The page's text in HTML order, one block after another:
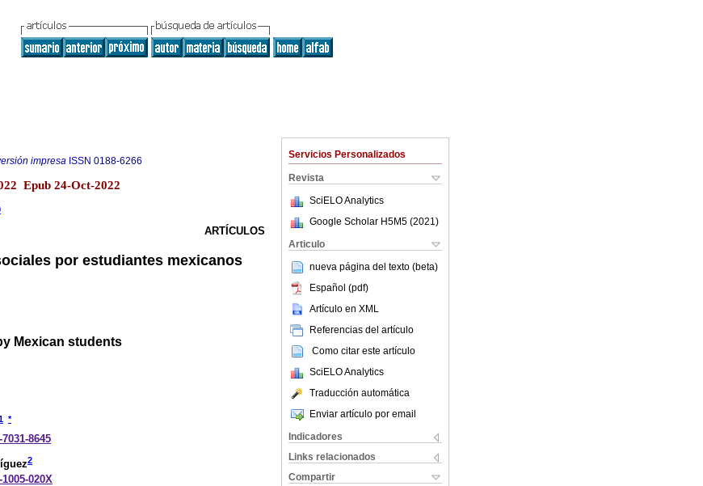
Servicios Personalizados
Revista
SciELO Analytics
Google Scholar H5M5 (2021 )
Articulo
nueva página del texto (beta)
Español (pdf)
Artículo en XML
Referencias del artículo
Como citar este artículo
SciELO Analytics
Traducción automática
Enviar artículo por email
Indicadores
Links relacionados
Compartir
impresa ISSN 0188-6266
Epub 24-Oct-2022
ARTÍCULOS
por estudiantes mexicanos
Mexican students
*
8645
2
020X